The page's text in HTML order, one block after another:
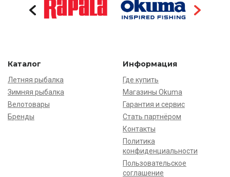
Каталог
Летняя рыбалка
Зимняя рыбалка
Велотовары
Бренды
Информация
Где купить
Магазины Okuma
Гарантия и сервис
Стать партнёром
Контакты
Политика
конфиденциальности
Пользовательское
соглашение